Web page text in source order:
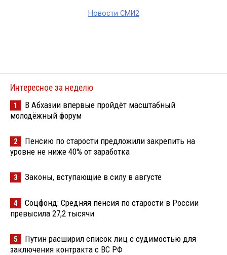
Новости СМИ2
Интересное за неделю
1
В Абхазии впервые пройдёт масштабный
молодёжный форум
2
Пенсию по старости предложили закрепить на
уровне не ниже 40% от заработка
3 Законы, вступающие в силу в августе
4
Соцфонд: Средняя пенсия по старости в России
превысила 27,2 тысячи
5
Путин расширил список лиц с судимостью для
заключения контракта с ВС РФ